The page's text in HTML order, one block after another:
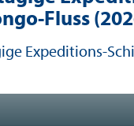
Fluss
Expeditions-